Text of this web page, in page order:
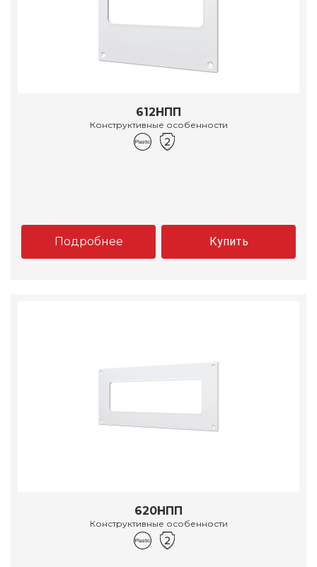
612НПП
Конструктивные особенности
Подробнее Купить
620НПП
Конструктивные особенности